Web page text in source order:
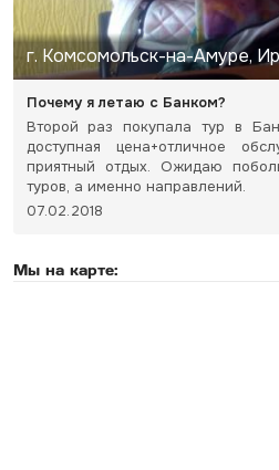
г. Комсомольск-на-Амуре,
Почему я летаю с Банком?
Второй раз покупала тур в
доступная цена+отличное
приятный отдых. Ожидаю
туров, а именно направлений.
07.02.2018
Мы на карте: